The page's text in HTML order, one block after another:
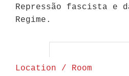
Repressão fascista e
Regime.
Location / Room